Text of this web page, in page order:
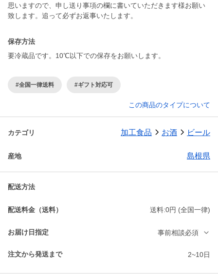
思いますので、申し送り事項の欄に書いていただきます様お願い
致します。追って必ずお返事いたします。
保存方法
要冷蔵品です。10℃以下での保存をお願いします。
#全国一律送料 #ギフト対応可
この商品のタイプについて
カテゴリ 加工食品 お酒 ビール
産地 島根県
配送方法
配送料金（送料） 送料:0円 (全国一律)
お届け日指定 事前相談必須
注文から発送まで 2~10日